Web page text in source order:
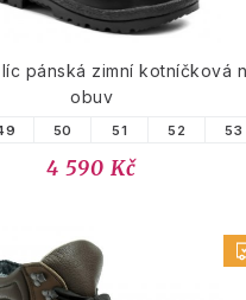
pánská zimní kotníčková
obuv
50 51 52 53
4 590 Kč